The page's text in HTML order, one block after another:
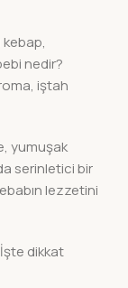
kebap,
nedir?
iştah
yumuşak
serinletici bir
lezzetini
dikkat